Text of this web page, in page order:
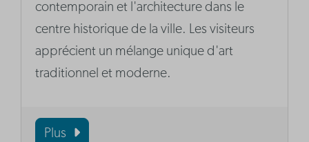
contemporain et l'architecture dans le
centre historique de la ville. Les visiteurs
apprécient un mélange unique d'art
traditionnel et moderne.
Plus